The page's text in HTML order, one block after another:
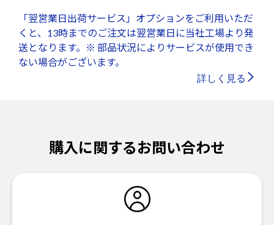
「翌営業日出荷サービス」オプションをご利用いただ
くと、13時までのご注文は翌営業日に当社工場より発
送となります。※ 部品状況によりサービスが使用でき
ない場合がございます。
詳しく見る
購入に関するお問い合わせ